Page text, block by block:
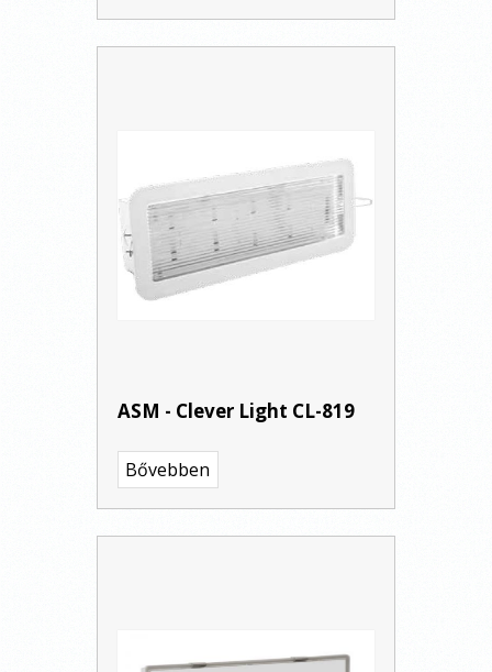
ASM - Clever Light CL-819
Bővebben